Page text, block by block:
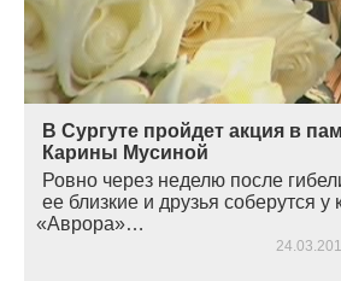
В Сургуте пройдет акция в
Карины Мусиной
Ровно через неделю после
ее близкие и друзья соберутся у
«Аврора»…